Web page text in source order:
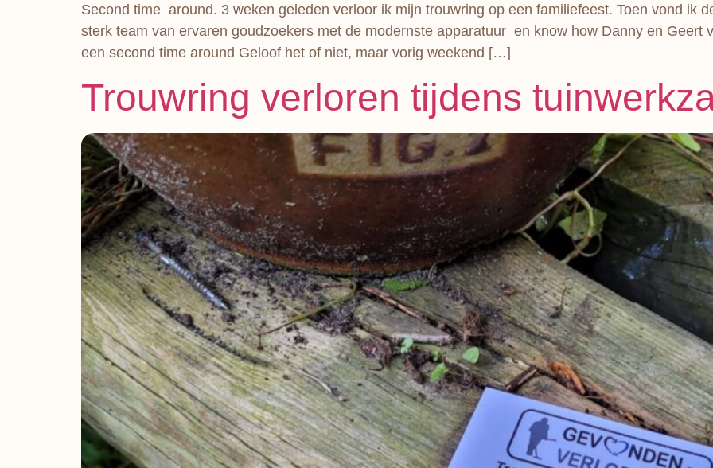
Second time around. 3 weken geleden verloor ik mijn trouwring op een familiefeest. Toen vond ik
sterk team van ervaren goudzoekers met de modernste apparatuur en know how Danny en
een second time around Geloof het of niet, maar vorig weekend […]
Trouwring verloren tijdens